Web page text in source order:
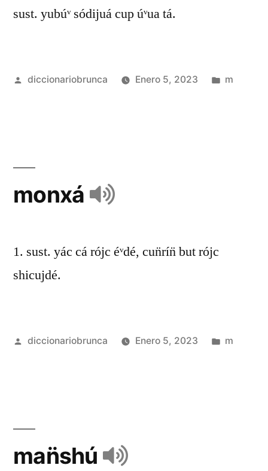
sust. yubúᵛ sódijuá cup úᵛua tá.
diccionariobrunca Enero 5, 2023 m
monxá
1. sust. yác cá rójc éᵛdé, cun̈rín̈ but rójc
shicujdé.
diccionariobrunca Enero 5, 2023 m
man̈shú